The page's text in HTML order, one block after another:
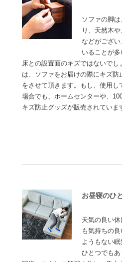
ソファの脚
り、天然木
などがござ
いることが
床との設置面のキズではないで
は、ソファをお届けの際にキズ防
をさせて頂きます。もし、使用し
場合でも、ホームセンターや、
キズ防止グッズが販売されてい
お昼寝のひ
天気の良い
も気持ちの
ようもない
ひとつでも